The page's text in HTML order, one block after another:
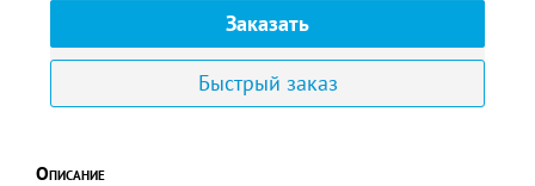
Заказать
Быстрый заказ
Описание